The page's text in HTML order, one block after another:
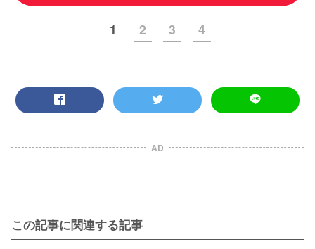
1 2 3 4
AD
この記事に関連する記事